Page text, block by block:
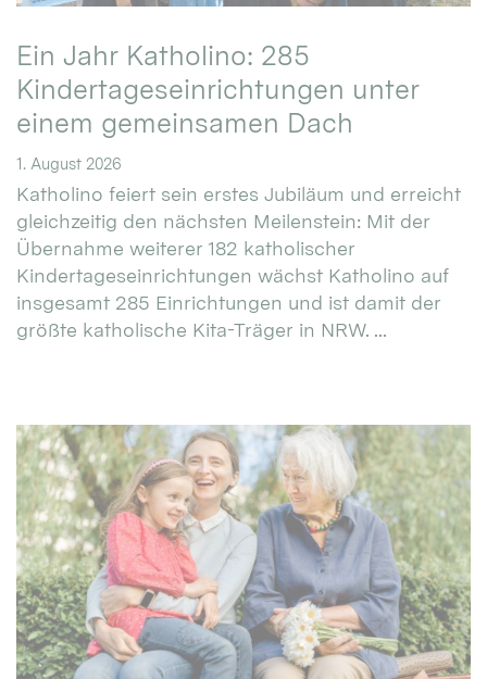
Ein Jahr Katholino: 285
Kindertageseinrichtungen unter
einem gemeinsamen Dach
1. August 2026
Katholino feiert sein erstes Jubiläum und erreicht
gleichzeitig den nächsten Meilenstein: Mit der
Übernahme weiterer 182 katholischer
Kindertageseinrichtungen wächst Katholino auf
insgesamt 285 Einrichtungen und ist damit der
größte katholische Kita-Träger in NRW. ...